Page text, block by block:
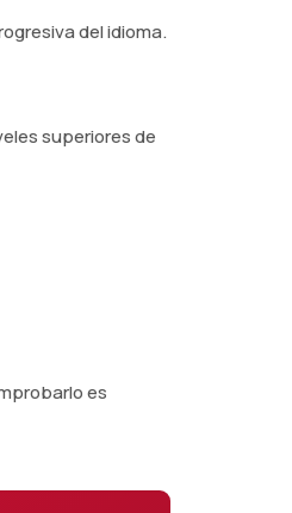
del idioma.
superiores de
es